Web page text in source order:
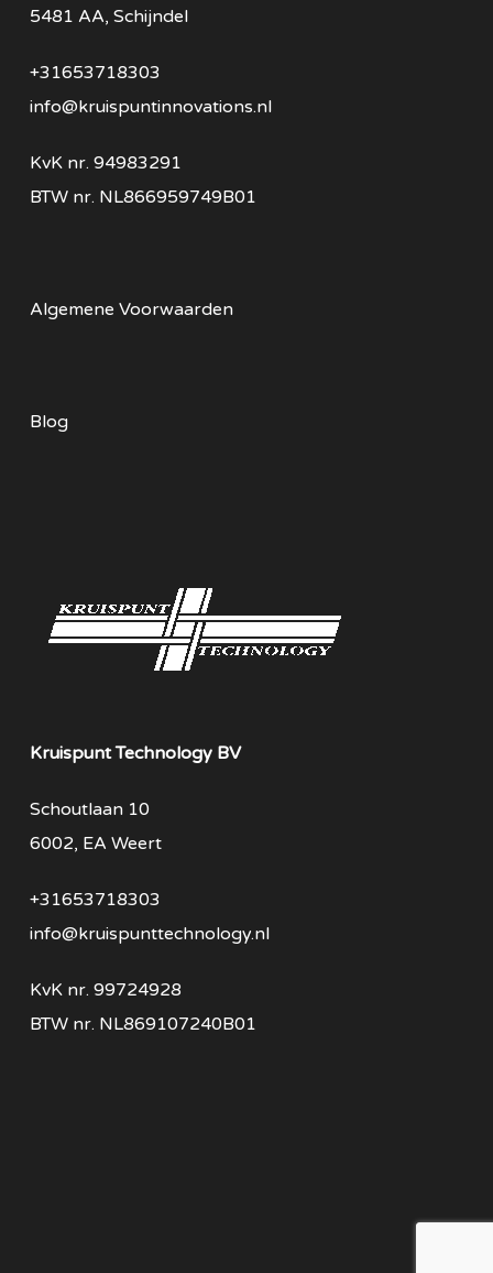
5481 AA, Schijndel
+31653718303
info@kruispuntinnovations.nl
KvK nr. 94983291
BTW nr. NL866959749B01
Algemene Voorwaarden
Blog
Kruispunt Technology BV
Schoutlaan 10
6002, EA Weert
+31653718303
info@kruispunttechnology.nl
KvK nr. 99724928
BTW nr. NL869107240B01